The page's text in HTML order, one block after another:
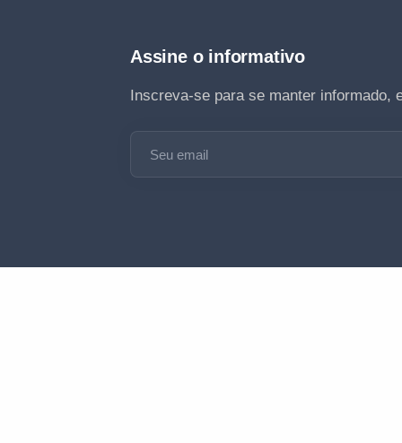
Assine o informativo
Inscreva-se para se manter
Seu email